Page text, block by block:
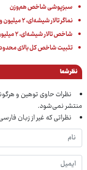
سبزپوشی شاخص هم‌وزن
نماگر تالار شیشه‌ای، ٢ میلیون و ١٩٧ هزار واحدی شد
شاخص تالار شیشه‌ای، ٢ میلیون و ١٨٦ هزار واحد شد
تثبیت شاخص کل بالای محدوده حمایتی |
نظر شما
نظرات حاوی توهین و
منتشر نمی‌شود.
نظراتی که غیر از زبان